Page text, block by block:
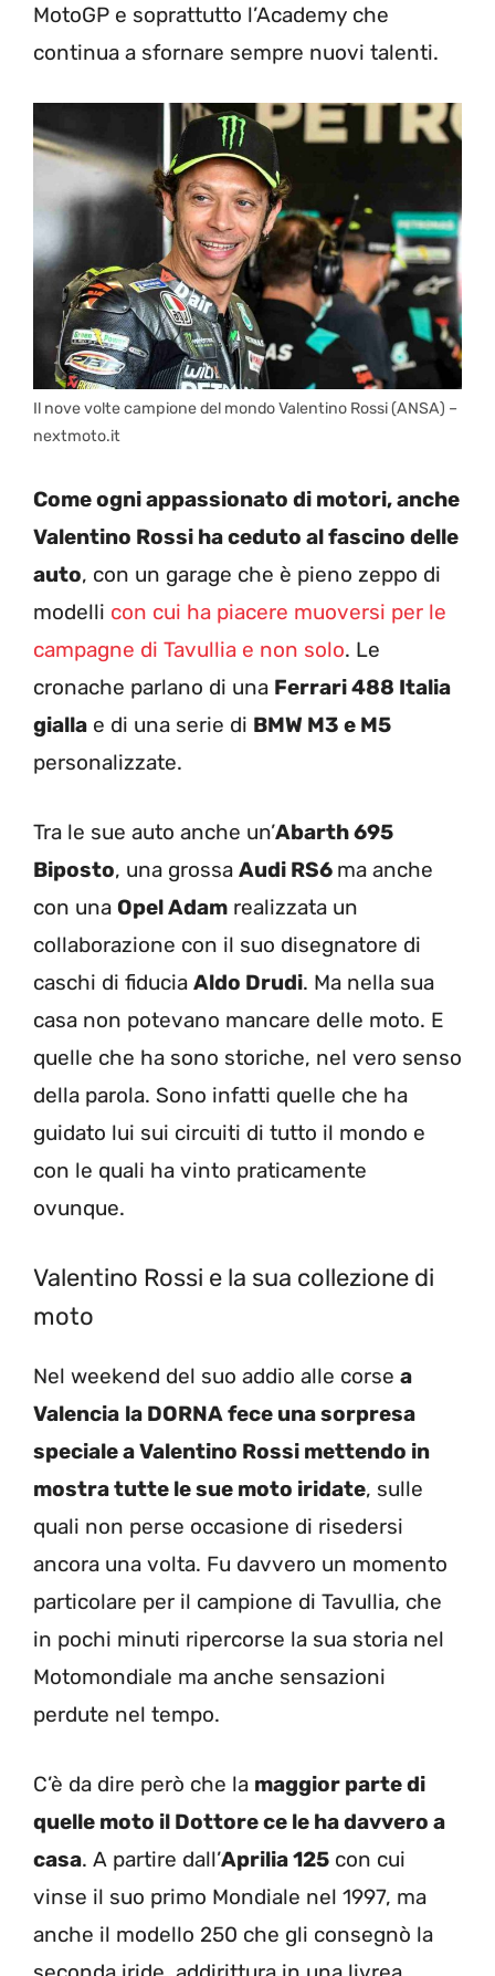
MotoGP e soprattutto l’Academy che
continua a sfornare sempre nuovi talenti.
Il nove volte campione del mondo Valentino Rossi (ANSA) –
nextmoto.it
Come ogni appassionato di motori, anche
Valentino Rossi ha ceduto al fascino delle
auto, con un garage che è pieno zeppo di
modelli con cui ha piacere muoversi per le
campagne di Tavullia e non solo. Le
cronache parlano di una Ferrari 488 Italia
gialla e di una serie di BMW M3 e M5
personalizzate.
Tra le sue auto anche un’Abarth 695
Biposto, una grossa Audi RS6 ma anche
con una Opel Adam realizzata un
collaborazione con il suo disegnatore di
caschi di fiducia Aldo Drudi. Ma nella sua
casa non potevano mancare delle moto. E
quelle che ha sono storiche, nel vero senso
della parola. Sono infatti quelle che ha
guidato lui sui circuiti di tutto il mondo e
con le quali ha vinto praticamente
ovunque.
Valentino Rossi e la sua collezione di
moto
Nel weekend del suo addio alle corse a
Valencia la DORNA fece una sorpresa
speciale a Valentino Rossi mettendo in
mostra tutte le sue moto iridate, sulle
quali non perse occasione di risedersi
ancora una volta. Fu davvero un momento
particolare per il campione di Tavullia, che
in pochi minuti ripercorse la sua storia nel
Motomondiale ma anche sensazioni
perdute nel tempo.
C’è da dire però che la maggior parte di
quelle moto il Dottore ce le ha davvero a
casa. A partire dall’Aprilia 125 con cui
vinse il suo primo Mondiale nel 1997, ma
anche il modello 250 che gli consegnò la